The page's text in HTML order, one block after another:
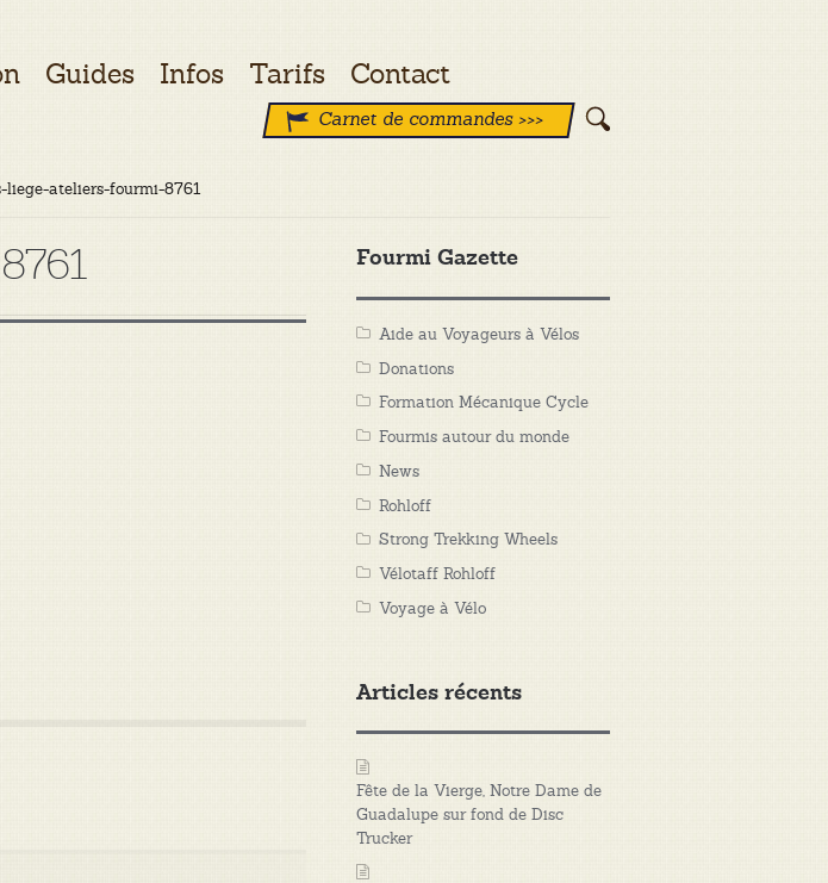
Guides Infos Tarifs Contact
Carnet de commandes >>>
liege-ateliers-fourmi-8761
Fourmi Gazette
Aide au Voyageurs à Vélos
Donations
Formation Mécanique Cycle
Fourmis autour du monde
News
Rohloff
Strong Trekking Wheels
Vélotaff Rohloff
Voyage à Vélo
Articles récents
Fête de la Vierge, Notre Dame de
Guadalupe sur fond de Disc
Trucker